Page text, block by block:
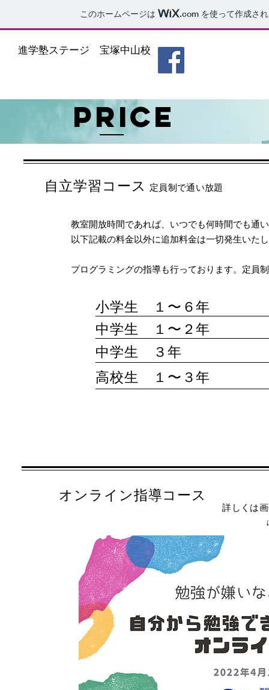
このホームページは .com を使って作成さ
進学塾ステージ 宝塚中山校
price
自立学習コース 定員制で通い放題
教室開放時間であれば、いつでも何時間でも通
以下記載の料金以外に追加料金は一切発生いた
​プログラミングの指導も行っております。 定員
​小学生 １〜６年
中学生 １〜２年
中学生 ３年
高校生 １〜３年
オンライン指導コース
詳しくは